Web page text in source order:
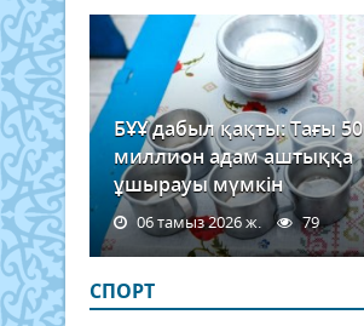
БҰҰ дабыл қақты: Тағы 50
миллион адам аштыққа
ұшырауы мүмкін
06 тамыз 2026 ж. 79
СПОРТ